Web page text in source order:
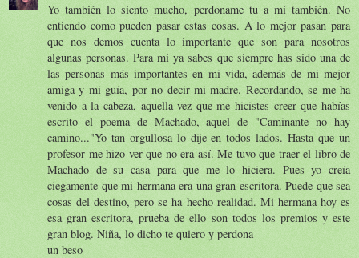
Yo también lo siento mucho, perdoname tu a mi también. No
entiendo como pueden pasar estas cosas. A lo mejor pasan para
que nos demos cuenta lo importante que son para nosotros
algunas personas. Para mi ya sabes que siempre has sido una de
las personas más importantes en mi vida, además de mi mejor
amiga y mi guía, por no decir mi madre. Recordando, se me ha
venido a la cabeza, aquella vez que me hicistes creer que habías
escrito el poema de Machado, aquel de "Caminante no hay
camino..."Yo tan orgullosa lo dije en todos lados. Hasta que un
profesor me hizo ver que no era así. Me tuvo que traer el libro de
Machado de su casa para que me lo hiciera. Pues yo creía
ciegamente que mi hermana era una gran escritora. Puede que sea
cosas del destino, pero se ha hecho realidad. Mi hermana hoy es
esa gran escritora, prueba de ello son todos los premios y este
gran blog. Niña, lo dicho te quiero y perdona
un beso